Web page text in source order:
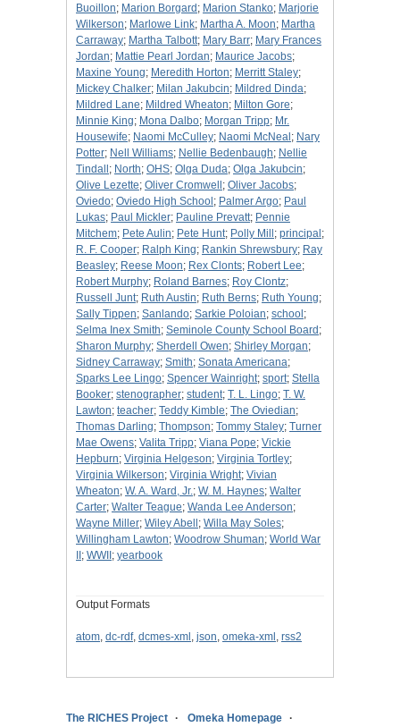
Buoillon; Marion Borgard ; Marion Stanko; Marjorie
Wilkerson; Marlowe Link; Martha A. Moon; Martha
Carraway; Martha Talbott; Mary Barr; Mary Frances
Jordan; Mattie Pearl Jordan; Maurice Jacobs;
Maxine Young; Meredith Horton; Merritt Staley;
Mickey Chalker; Milan Jakubcin; Mildred Dinda;
Mildred Lane; Mildred Wheaton; Milton Gore;
Minnie King; Mona Dalbo; Morgan Tripp; Mr.
Housewife; Naomi McCulley; Naomi McNeal ; Nary
Potter; Nell Williams; Nellie Bedenbaugh; Nellie
Tindall ; North; OHS; Olga Duda; Olga Jakubcin;
Olive Lezette; Oliver Cromwell ; Oliver Jacobs;
Oviedo; Oviedo High School ; Palmer Argo; Paul
Lukas; Paul Mickler; Pauline Prevatt; Pennie
Mitchem; Pete Aulin; Pete Hunt; Polly Mill ; principal ;
R. F. Cooper; Ralph King; Rankin Shrewsbury; Ray
Beasley; Reese Moon; Rex Clonts; Robert Lee;
Robert Murphy; Roland Barnes; Roy Clontz;
Russell Junt; Ruth Austin; Ruth Berns; Ruth Young;
Sally Tippen; Sanlando; Sarkie Poloian; school ;
Selma Inex Smith; Seminole County School Board ;
Sharon Murphy; Sherdell Owen; Shirley Morgan;
Sidney Carraway; Smith; Sonata Americana;
Sparks Lee Lingo; Spencer Wainright; sport; Stella
Booker; stenographer; student; T. L. Lingo; T. W.
Lawton; teacher; Teddy Kimble; The Oviedian;
Thomas Darling; Thompson; Tommy Staley; Turner
Mae Owens; Valita Tripp; Viana Pope; Vickie
Hepburn; Virginia Helgeson; Virginia Tortley;
Virginia Wilkerson; Virginia Wright; Vivian
Wheaton; W. A. Ward, Jr.; W. M. Haynes; Walter
Carter; Walter Teague; Wanda Lee Anderson;
Wayne Miller; Wiley Abell ; Willa May Soles;
Willingham Lawton; Woodrow Shuman; World War
; WWII ; yearbook
Output Formats
atom, dc-rdf, dcmes-xml , json, omeka-xml , rss2
The RICHES Project Omeka Homepage